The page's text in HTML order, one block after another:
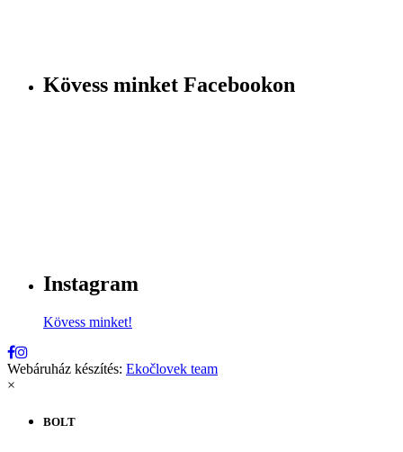
Kövess minket Facebookon
Instagram
Kövess minket!
Webáruház készítés: Ekočlovek team
×
BOLT